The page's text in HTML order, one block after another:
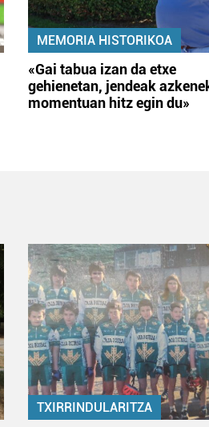
MEMORIA HISTORIKOA
«Gai tabua izan da etxe
gehienetan, jendeak
momentuan hitz egin du»
TXIRRINDULARITZA